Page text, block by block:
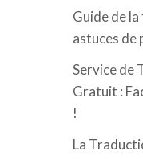
Guide de
astuces de
Service de
Gratuit :
!
La